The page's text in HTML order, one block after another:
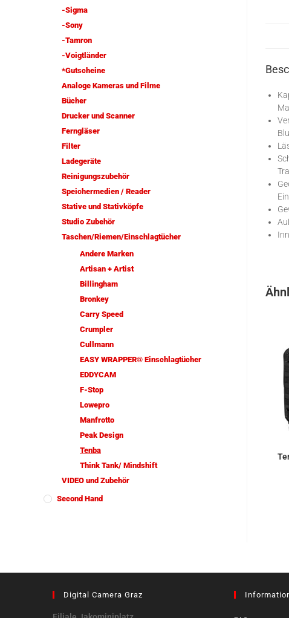
-Sigma
-Sony
-Tamron
-Voigtländer
*Gutscheine
Analoge Kameras und Filme
Bücher
Drucker und Scanner
Ferngläser
Filter
Ladegeräte
Reinigungszubehör
Speichermedien / Reader
Stative und Stativköpfe
Studio Zubehör
Taschen/Riemen/Einschlagtücher
Andere Marken
Artisan + Artist
Billingham
Bronkey
Carry Speed
Crumpler
Cullmann
EASY WRAPPER® Einschlagtücher
EDDYCAM
F-Stop
Lowepro
Manfrotto
Peak Design
Tenba
Think Tank/ Mindshift
VIDEO und Zubehör
Second Hand
Digital Camera Graz